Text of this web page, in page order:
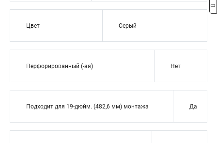
Цвет Серый
Перфорированный (-ая) Нет
Подходит для 19-дюйм. (482,6 мм) монтажа Да